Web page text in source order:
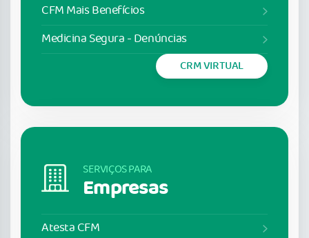
CFM Mais Benefícios
Medicina Segura - Denúncias
CRM VIRTUAL
SERVIÇOS PARA
Empresas
Atesta CFM